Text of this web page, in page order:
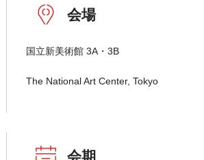
会場
国立新美術館 3A・3B
The National Art Center, Tokyo
会期